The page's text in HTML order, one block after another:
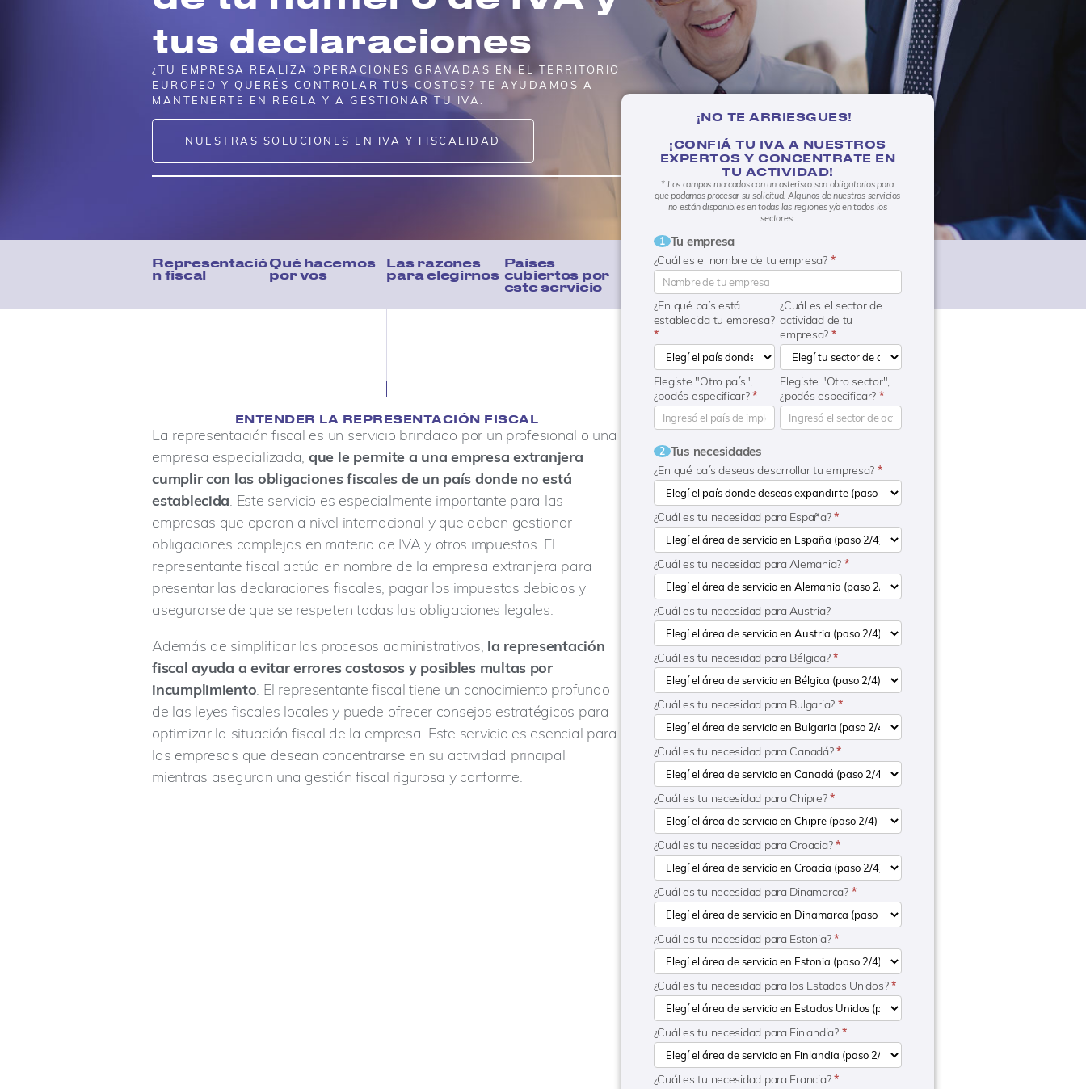
tus declaraciones
¿TU EMPRESA REALIZA OPERACIONES GRAVADAS EN EL TERRITORIO
EUROPEO Y QUERÉS CONTROLAR TUS COSTOS? TE AYUDAMOS A
MANTENERTE EN REGLA Y A GESTIONAR TU IVA.
NUESTRAS SOLUCIONES EN IVA Y FISCALIDAD
Representació
n fiscal
Qué hacemos
por vos
Las razones
para elegirnos
Países
cubiertos por
este servicio
ENTENDER LA REPRESENTACIÓN FISCAL
La representación fiscal es un servicio brindado por un profesional o una
empresa especializada, que le permite a una empresa extranjera
cumplir con las obligaciones fiscales de un país donde no está
establecida. Este servicio es especialmente importante para las
empresas que operan a nivel internacional y que deben gestionar
obligaciones complejas en materia de IVA y otros impuestos. El
representante fiscal actúa en nombre de la empresa extranjera para
presentar las declaraciones fiscales, pagar los impuestos debidos y
asegurarse de que se respeten todas las obligaciones legales.
Además de simplificar los procesos administrativos, la representación
fiscal ayuda a evitar errores costosos y posibles multas por
incumplimiento. El representante fiscal tiene un conocimiento profundo
de las leyes fiscales locales y puede ofrecer consejos estratégicos para
optimizar la situación fiscal de la empresa. Este servicio es esencial para
las empresas que desean concentrarse en su actividad principal
mientras aseguran una gestión fiscal rigurosa y conforme.
¡NO TE ARRIESGUES!
¡CONFIÁ TU IVA A NUESTROS
EXPERTOS Y CONCENTRATE EN
TU ACTIVIDAD!
* Los campos marcados con un asterisco son obligatorios para
que podamos procesar su solicitud. Algunos de nuestros servicios
no están disponibles en todas las regiones y/o en todos los
sectores.
1 Tu empresa
¿Cuál es el nombre de tu empresa? *
¿En qué país está
establecida tu empresa?
*
¿Cuál es el sector de
actividad de tu
empresa? *
Elegiste "Otro país",
¿podés especificar?*
Elegiste "Otro sector",
¿podés especificar? *
2 Tus necesidades
¿En qué país deseas desarrollar tu empresa? *
¿Cuál es tu necesidad para España?*
¿Cuál es tu necesidad para Alemania? *
¿Cuál es tu necesidad para Austria?
¿Cuál es tu necesidad para Bélgica?*
¿Cuál es tu necesidad para Bulgaria? *
¿Cuál es tu necesidad para Canadá?*
¿Cuál es tu necesidad para Chipre?*
¿Cuál es tu necesidad para Croacia?*
¿Cuál es tu necesidad para Dinamarca? *
¿Cuál es tu necesidad para Estonia?*
¿Cuál es tu necesidad para los Estados Unidos?*
¿Cuál es tu necesidad para Finlandia? *
¿Cuál es tu necesidad para Francia?*